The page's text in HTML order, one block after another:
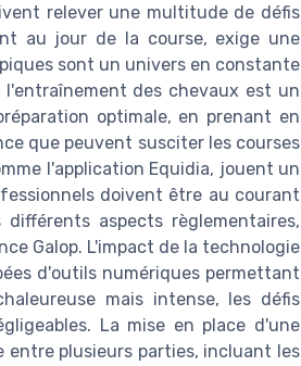
relever une multitude de défis
au jour de la course, exige une
sont un univers en constante
des chevaux est un
optimale, en prenant en
que peuvent susciter les courses
l'application Equidia, jouent un
doivent être au courant
aspects règlementaires,
Galop. L'impact de la technologie
d'outils numériques permettant
mais intense, les défis
La mise en place d'une
entre plusieurs parties, incluant les